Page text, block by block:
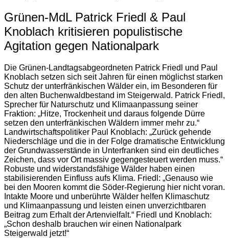
Grünen-MdL Patrick Friedl & Paul
Knoblach kritisieren populistische
Agitation gegen Nationalpark
Die Grünen-Landtagsabgeordneten Patrick Friedl und Paul
Knoblach setzen sich seit Jahren für einen möglichst starken
Schutz der unterfränkischen Wälder ein, im Besonderen für
den alten Buchenwaldbestand im Steigerwald. Patrick Friedl,
Sprecher für Naturschutz und Klimaanpassung seiner
Fraktion: „Hitze, Trockenheit und daraus folgende Dürre
setzen den unterfränkischen Wäldern immer mehr zu.“
Landwirtschaftspolitiker Paul Knoblach: „Zurück gehende
Niederschläge und die in der Folge dramatische Entwicklung
der Grundwasserstände in Unterfranken sind ein deutliches
Zeichen, dass vor Ort massiv gegengesteuert werden muss.“
Robuste und widerstandsfähige Wälder haben einen
stabilisierenden Einfluss aufs Klima. Friedl: „Genauso wie
bei den Mooren kommt die Söder-Regierung hier nicht voran.
Intakte Moore und unberührte Wälder helfen Klimaschutz
und Klimaanpassung und leisten einen unverzichtbaren
Beitrag zum Erhalt der Artenvielfalt.“ Friedl und Knoblach:
„Schon deshalb brauchen wir einen Nationalpark
Steigerwald jetzt!“